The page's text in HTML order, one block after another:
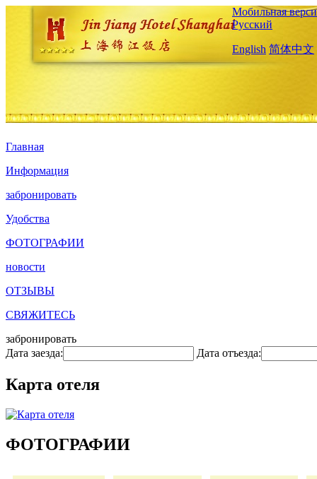
Мобильная
Русский
English 简体中文
Главная
Информация
забронировать
Удобства
ФОТОГРАФИИ
новости
ОТЗЫВЫ
СВЯЖИТЕСЬ
забронировать
Дата заезда:
Дата отъезда:
Карта отеля
ФОТОГРАФИИ